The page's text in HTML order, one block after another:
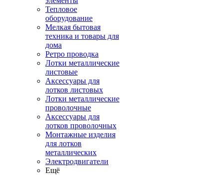
Тепловое
оборудование
Мелкая бытовая
техника и товары для
дома
Ретро проводка
Лотки металлические
листовые
Аксессуары для
лотков листовых
Лотки металлические
проволочные
Аксессуары для
лотков проволочных
Монтажные изделия
для лотков
металлических
Электродвигатели
Ещё